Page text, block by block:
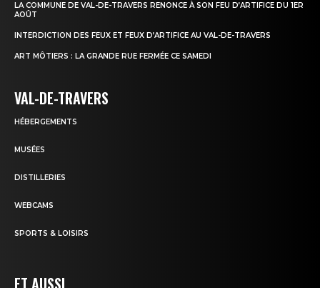
LA COMMUNE DE VAL-DE-TRAVERS RENONCE À SON FEU D’ARTIFICE DU 1ER
AOÛT
INTERDICTION DES FEUX ET FEUX D’ARTIFICE AU VAL-DE-TRAVERS
ART MÔTIERS : LA GRANDE RUE FERMÉE CE SAMEDI
VAL-DE-TRAVERS
HÉBERGEMENTS
MUSÉES
DISTILLERIES
WEBCAMS
SPORTS & LOISIRS